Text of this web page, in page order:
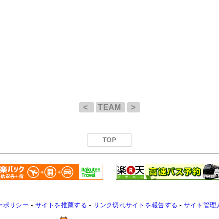
< TEAM >
TOP
ポリシー - サイトを推薦する - リンク切れサイトを報告する - サイト管理